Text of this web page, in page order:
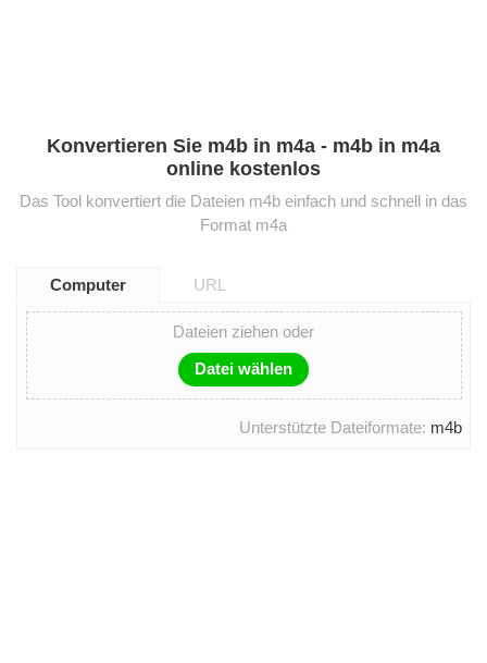
Konvertieren Sie m4b in m4a - m4b in m4a
online kostenlos
Das Tool konvertiert die Dateien m4b einfach und schnell in das
Format m4a
Computer URL
Dateien ziehen oder
Datei wählen
Unterstützte Dateiformate: m4b